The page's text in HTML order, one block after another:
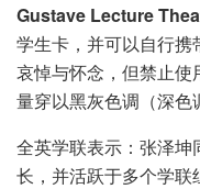
Gustave Lecture
学生卡，并可以自行
哀悼与怀念，但禁止
量穿以黑灰色调（深色
全英学联表示：张泽
长，并活跃于多个学